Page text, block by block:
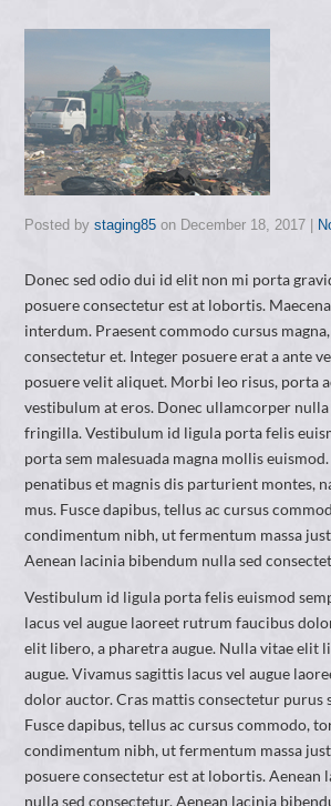
Posted bystaging85 on December 18, 2017
Donec sed odio dui id elit non mi porta
posuere consectetur est at lobortis.
interdum. Praesent commodo cursus
consectetur et. Integer posuere erat a ante
posuere velit aliquet. Morbi leo risus, porta
vestibulum at eros. Donec ullamcorper
fringilla. Vestibulum id ligula porta felis
porta sem malesuada magna mollis
penatibus et magnis dis parturient montes,
mus. Fusce dapibus, tellus ac cursus
condimentum nibh, ut fermentum massa
Aenean lacinia bibendum nulla sed
Vestibulum id ligula porta felis euismod
lacus vel augue laoreet rutrum faucibus
elit libero, a pharetra augue. Nulla vitae elit
augue. Vivamus sagittis lacus vel augue
dolor auctor. Cras mattis consectetur purus
Fusce dapibus, tellus ac cursus commodo,
condimentum nibh, ut fermentum massa
posuere consectetur est at lobortis. Aenean
nulla sed consectetur. Aenean lacinia